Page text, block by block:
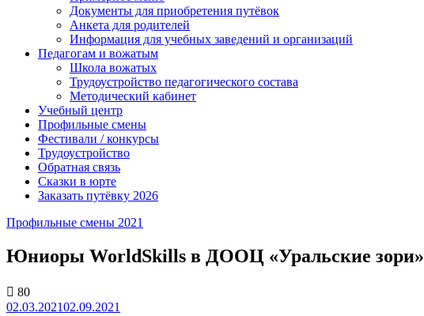
Документы для приобретения путёвок
Анкета для родителей
Информация для учебных заведений и организаций
Педагогам и вожатым
Школа вожатых
Трудоустройство педагогического состава
Методический кабинет
Учебный центр
Профильные смены
Фестивали / конкурсы
Трудоустройство
Обратная связь
Сказки в юрте
Заказать путёвку 2026
Профильные смены 2021
Юниоры WorldSkills в ДООЦ «Уральские зори»
80
02.03.202102.09.2021